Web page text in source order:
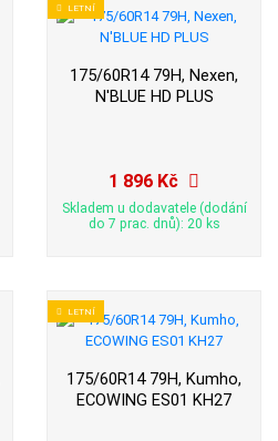
LETNÍ
175/60R14 79H, Nexen,
N'BLUE HD PLUS
1 896 Kč
Skladem u dodavatele (dodání
do 7 prac. dnů): 20 ks
LETNÍ
175/60R14 79H, Kumho,
ECOWING ES01 KH27